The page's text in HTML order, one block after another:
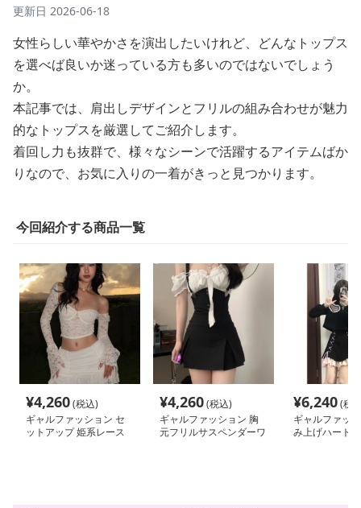
更新日 2026-06-18
女性らしい華やかさを演出したいけれど、どんなトップス
を選べば良いか迷っている方も多いのではないでしょう
か。
本記事では、肩出しデザインとフリルの組み合わせが魅力
的なトップスを厳選してご紹介します。
着回し力も抜群で、様々なシーンで活躍するアイテムばか
りなので、お気に入りの一着がきっと見つかります。
今回紹介する商品一覧
¥4,260(税込)
ギャルファッション セ
ットアップ 姫系レース
¥4,260(税込)
ギャルファッション 胸
元フリルサスペンダーワ
¥6,240(税
ギャルファッ
み上げハート